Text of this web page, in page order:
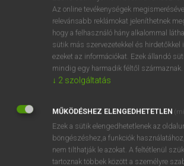
SZOTAR.NET APPLIKÁCIÓ
MICROSOFT OFFICE
BEÉPÜLŐ SZÓTÁRMODUL
ONLINE NYELVVIZSGA
EGYÉNI FELHASZNÁLÓKNAK
TANULÓKNAK
OKTATÁSI INTÉZMÉNYEKNEK
VÁLLALATI MEGOLDÁSOK
Az online tevékenységek
relevánsabb reklámokat jeleníthetnek
hogy a felhasználó hány alkalommal
sütik más szervezetekkel és
ezeket az információkat. Ezek állandó
mindig egy harmadik féltől származnak.
↓ 2 szolgáltatás
MŰKÖDÉSHEZ ELENGEDHETETLEN
Ezek a sütik elengedhetetlenek az
böngészéshez,a funkciók
nem tilthatják le azokat. A feltétlenül
tartoznak többek között a személyre